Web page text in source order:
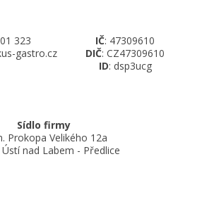
323
gastro.cz
IČ: 47309610
DIČ: CZ47309610
ID: dsp3ucg
Sídlo firmy
Prokopa Velikého 12a
nad Labem - Předlice